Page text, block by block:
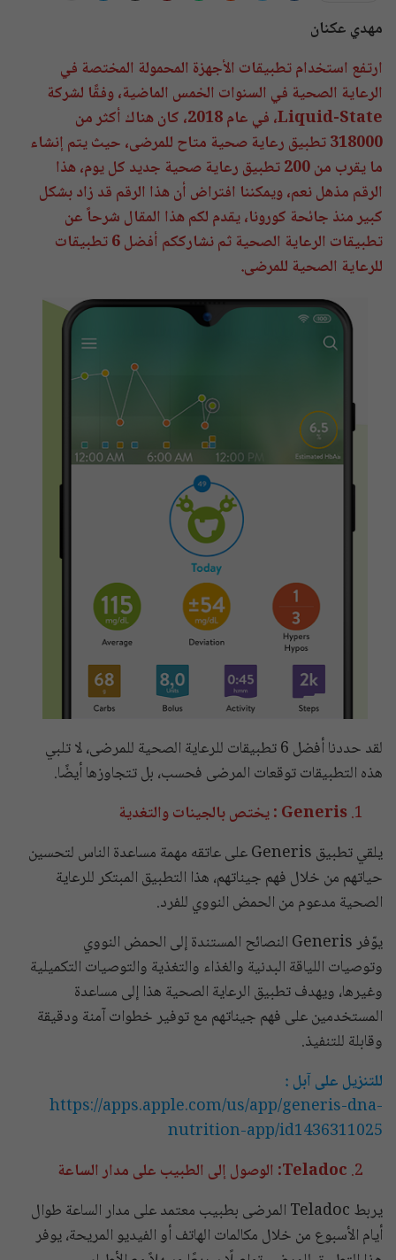
مهدي عكنان
ارتفع استخدام تطبيقات الأجهزة المحمولة المختصة في
الرعاية الصحية في السنوات الخمس الماضية، وفقًا لشركة
Liquid-State، في عام 2018، كان هناك أكثر من
318000 تطبيق رعاية صحية متاح للمرضى، حيث يتم إنشاء
ما يقرب من 200 تطبيق رعاية صحية جديد كل يوم، هذا
الرقم مذهل نعم، ويمكننا افتراض أن هذا الرقم قد زاد بشكل
كبير منذ جائحة كورونا، يقدم لكم هذا المقال شرحاً عن
تطبيقات الرعاية الصحية ثم نشارككم أفضل 6 تطبيقات
للرعاية الصحية للمرضى.
لقد حددنا أفضل 6 تطبيقات للرعاية الصحية للمرضى، لا تلبي
هذه التطبيقات توقعات المرضى فحسب، بل تتجاوزها أيضًا.
Generis : يختص بالجينات والتغدية
يلقي تطبيق Generis على عاتقه مهمة مساعدة الناس لتحسين
حياتهم من خلال فهم جيناتهم، هذا التطبيق المبتكر للرعاية
الصحية مدعوم من الحمض النووي للفرد.
يوّفر Generis النصائح المستندة إلى الحمض النووي
وتوصيات اللياقة البدنية والغذاء والتغذية والتوصيات التكميلية
وغيرها، ويهدف تطبيق الرعاية الصحية هذا إلى مساعدة
المستخدمين على فهم جيناتهم مع توفير خطوات آمنة ودقيقة
وقابلة للتنفيذ.
للتنزيل على آبل :
https://apps.apple.com/us/app/generis-dna-
nutrition-app/id1436311025
Teladoc: الوصول إلى الطبيب على مدار الساعة
يربط Teladoc المرضى بطبيب معتمد على مدار الساعة طوال
أيام الأسبوع من خلال مكالمات الهاتف أو الفيديو المريحة، يوفر